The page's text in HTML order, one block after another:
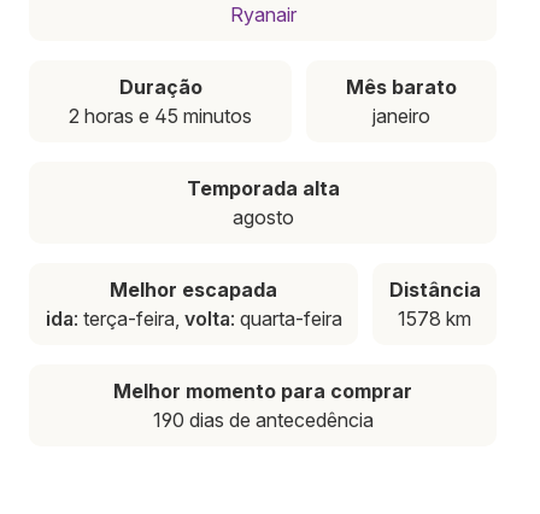
Ryanair
Duração
2 horas e 45 minutos
Mês barato
janeiro
Temporada alta
agosto
Melhor escapada
ida: terça-feira, volta: quarta-feira
Distância
1578 km
Melhor momento para comprar
190 dias de antecedência